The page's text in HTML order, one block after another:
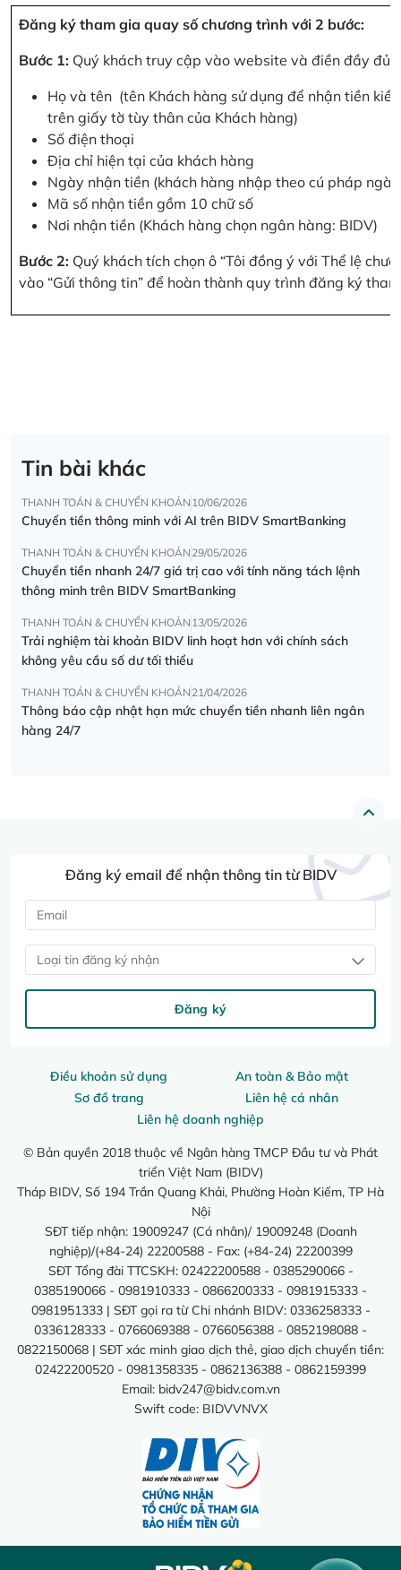
Đăng ký tham gia quay số chương trình với 2 bước:
Bước 1: Quý khách truy cập vào website và điền đầy đủ
Họ và tên (tên Khách hàng sử dụng để nhận tiền
trên giấy tờ tùy thân của Khách hàng)
Số điện thoại
Địa chỉ hiện tại của khách hàng
Ngày nhận tiền (khách hàng nhập theo cú pháp
Mã số nhận tiền gồm 10 chữ số
Nơi nhận tiền (Khách hàng chọn ngân hàng: BIDV)
Bước 2: Quý khách tích chọn ô “Tôi đồng ý với Thể lệ
vào “Gửi thông tin” để hoàn thành quy trình đăng ký
Tin bài khác
THANH TOÁN & CHUYỂN KHOẢN 10/06/2026
Chuyển tiền thông minh với AI trên BIDV SmartBanking
THANH TOÁN & CHUYỂN KHOẢN 29/05/2026
Chuyển tiền nhanh 24/7 giá trị cao với tính năng tách lệnh
thông minh trên BIDV SmartBanking
THANH TOÁN & CHUYỂN KHOẢN 13/05/2026
Trải nghiệm tài khoản BIDV linh hoạt hơn với chính sách
không yêu cầu số dư tối thiểu
THANH TOÁN & CHUYỂN KHOẢN 21/04/2026
Thông báo cập nhật hạn mức chuyển tiền nhanh liên ngân
hàng 24/7
Điều khoản sử dụng
An toàn & Bảo mật
Sơ đồ trang
Liên hệ cá nhân
Liên hệ doanh nghiệp
© Bản quyền 2018 thuộc về Ngân hàng TMCP Đầu tư và Phát
triển Việt Nam (BIDV)
Tháp BIDV, Số 194 Trần Quang Khải, Phường Hoàn Kiếm, TP Hà
Nội
SĐT tiếp nhận: 19009247 (Cá nhân)/ 19009248 (Doanh
nghiệp)/(+84-24) 22200588 - Fax: (+84-24) 22200399
SĐT Tổng đài TTCSKH: 02422200588 - 0385290066 -
0385190066 - 0981910333 - 0866200333 - 0981915333 -
0981951333 | SĐT gọi ra từ Chi nhánh BIDV: 0336258333 -
0336128333 - 0766069388 - 0766056388 - 0852198088 -
0822150068 | SĐT xác minh giao dịch thẻ, giao dịch chuyển tiền:
02422200520 - 0981358335 - 0862136388 - 0862159399
Email: bidv247@bidv.com.vn
Swift code: BIDVVNVX
Đăng ký email để nhận thông tin từ BIDV
Loại tin đăng ký nhận
Đăng ký